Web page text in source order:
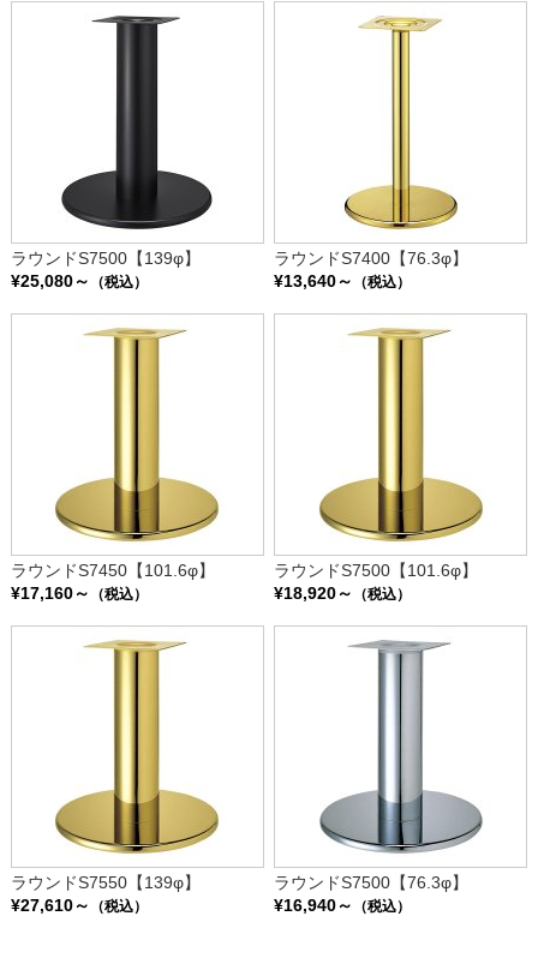
ラウンドS7500【139φ】
¥25,080～
（税込）
ラウンドS7400【76.3φ】
¥13,640～
（税込）
ラウンドS7450【101.6φ】
¥17,160～
（税込）
ラウンドS7500【101.6φ】
¥18,920～
（税込）
ラウンドS7550【139φ】
¥27,610～
（税込）
ラウンドS7500【76.3φ】
¥16,940～
（税込）